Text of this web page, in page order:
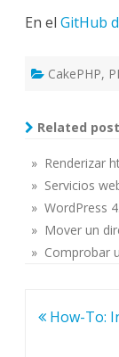
En el GitHub
CakePHP,
Related
» Renderizar
» Servicios
» WordPress
» Mover un
» Comprobar
Post
How-To: